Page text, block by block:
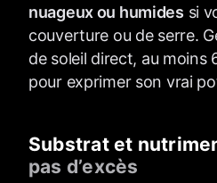
nuageux ou humides si
couverture ou de serre.
de soleil direct, au moins
pour exprimer son vrai
Substrat et
pas d’excès